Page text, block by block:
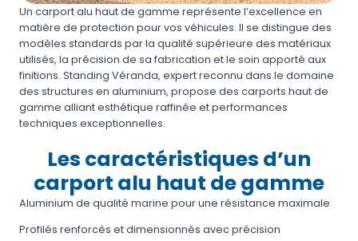
Un carport alu haut de gamme représente l’excellence en
matière de protection pour vos véhicules. Il se distingue des
modèles standards par la qualité supérieure des matériaux
utilisés, la précision de sa fabrication et le soin apporté aux
finitions. Standing Véranda, expert reconnu dans le domaine
des structures en aluminium, propose des carports haut de
gamme alliant esthétique raffinée et performances
techniques exceptionnelles.
Les caractéristiques d’un
carport alu haut de gamme
Aluminium de qualité marine pour une résistance maximale
Profilés renforcés et dimensionnés avec précision